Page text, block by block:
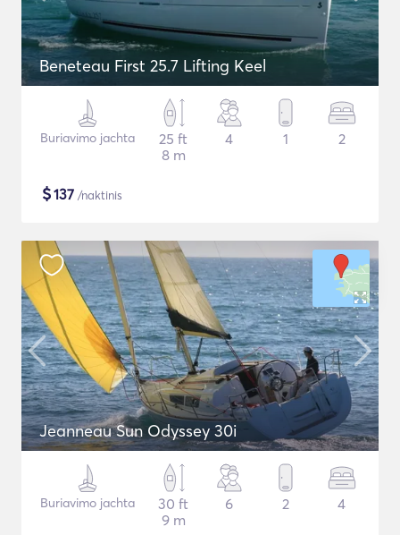
Beneteau First 25.7 Lifting Keel
Buriavimo jachta
25 ft
8 m
4 1 2
$137 /naktinis
Jeanneau Sun Odyssey 30i
Buriavimo jachta
30 ft
9 m
6 2 4